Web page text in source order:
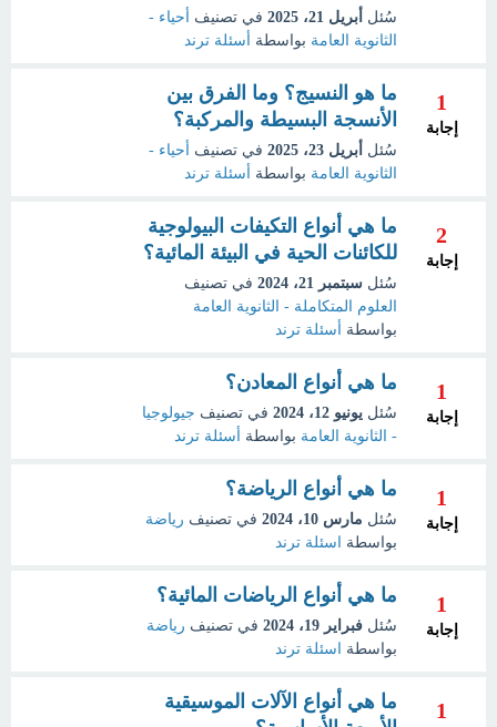
سُئل أبريل 21، 2025 في تصنيف
أحياء -
الثانوية العامة بواسطة أسئلة ترند
1
إجابة
ما هو النسيج؟ وما الفرق بين
الأنسجة البسيطة والمركبة؟
سُئل أبريل 23، 2025 في تصنيف
أحياء -
الثانوية العامة بواسطة أسئلة ترند
2
إجابة
ما هي أنواع التكيفات البيولوجية
للكائنات الحية في البيئة المائية؟
سُئل سبتمبر 21، 2024
في تصنيف
العلوم المتكاملة - الثانوية العامة
بواسطة
أسئلة ترند
1
إجابة
ما هي أنواع المعادن؟
سُئل يونيو 12، 2024 في تصنيف جيولوجيا
- الثانوية العامة بواسطة أسئلة ترند
1
إجابة
ما هي أنواع الرياضة؟
سُئل مارس 10، 2024 في تصنيف رياضة
بواسطة
اسئلة ترند
1
إجابة
ما هي أنواع الرياضات المائية؟
سُئل فبراير 19، 2024 في تصنيف رياضة
بواسطة
اسئلة ترند
1
ما هي أنواع الآلات الموسيقية